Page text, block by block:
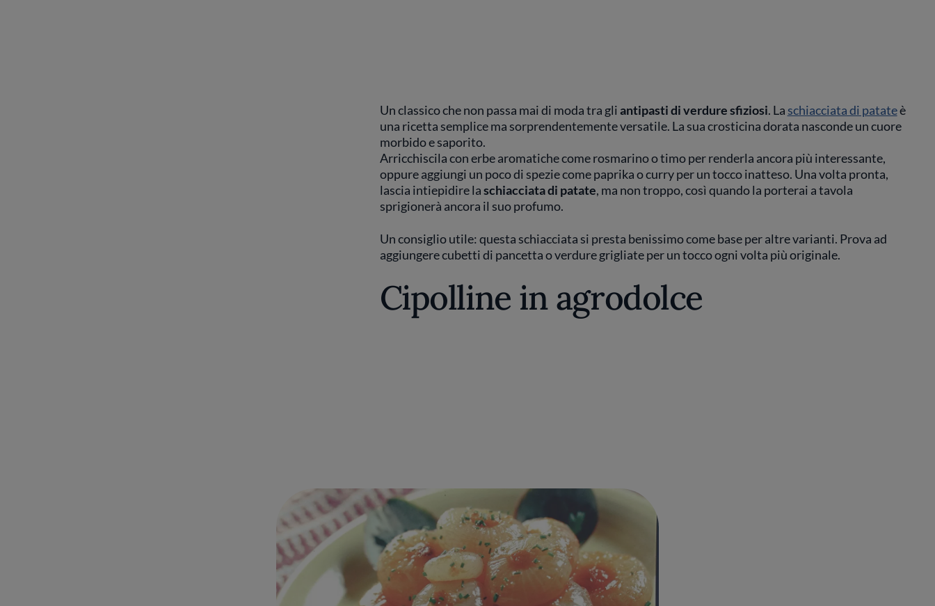
Un classico che non passa mai di moda tra gliantipasti di verdure sfiziosi. La schiacciata di patateè
una ricetta semplice ma sorprendentemente versatile. La sua crosticina dorata nasconde un cuore
morbido e saporito.
Arricchiscila con erbe aromatiche come rosmarino o timo per renderla ancora più interessante,
oppure aggiungi un poco di spezie come paprika o curry per un tocco inatteso. Una volta pronta,
lascia intiepidire laschiacciata di patate, ma non troppo, così quando la porterai a tavola
sprigionerà ancora il suo profumo.
Un consiglio utile: questa schiacciata si presta benissimo come base per altre varianti. Prova ad
aggiungere cubetti di pancetta o verdure grigliate per un tocco ogni volta più originale.
Cipolline in agrodolce